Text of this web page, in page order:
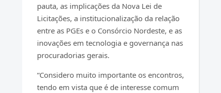
pauta, as implicações da Nova Lei de
Licitações, a institucionalização da relação
entre as PGEs e o Consórcio Nordeste, e as
inovações em tecnologia e governança nas
procuradorias gerais.
“Considero muito importante os encontros,
tendo em vista que é de interesse comum